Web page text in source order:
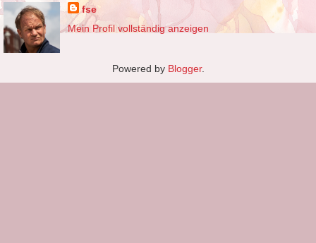
fse
Mein Profil vollständig anzeigen
Powered by Blogger.